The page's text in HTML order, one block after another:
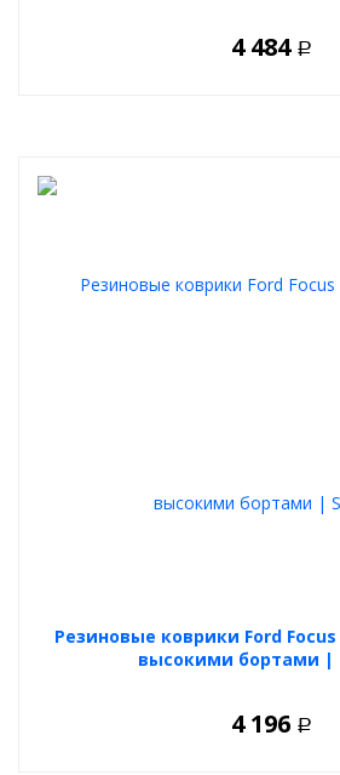
4 484 Р
Резиновые коврики Ford Focus
высокими бортами |
4 196 Р